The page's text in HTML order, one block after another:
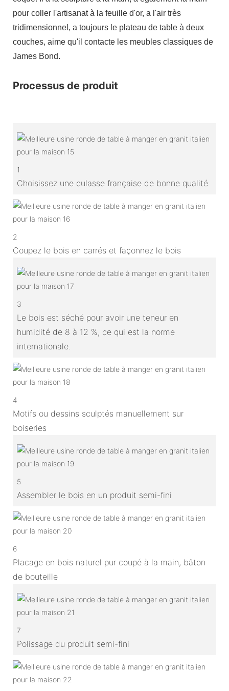
pour coller l'artisanat à la feuille d'or, a l'air très
tridimensionnel, a toujours le plateau de table à deux
couches, aime qu'il contacte les meubles classiques de
James Bond.
Processus de produit
1
Choisissez une culasse française de bonne qualité
2
Coupez le bois en carrés et façonnez le bois
3
Le bois est séché pour avoir une teneur en
humidité de 8 à 12 %, ce qui est la norme
internationale.
4
Motifs ou dessins sculptés manuellement sur
boiseries
5
Assembler le bois en un produit semi-fini
6
Placage en bois naturel pur coupé à la main, bâton
de bouteille
7
Polissage du produit semi-fini